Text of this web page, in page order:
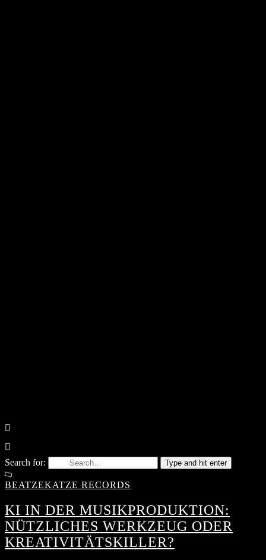
Search for: Type and hit enter
BEATZEKATZE RECORDS
KI IN DER MUSIKPRODUKTION:
NÜTZLICHES WERKZEUG ODER
KREATIVITÄTSKILLER?